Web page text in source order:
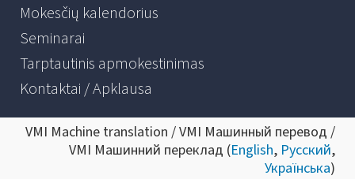
Mokesčių kalendorius
Seminarai
Tarptautinis apmokestinimas
Kontaktai / Apklausa
VMI Machine translation / VMI Машинный перевод /
VMI Машинний переклад (English, Русский,
Українська)